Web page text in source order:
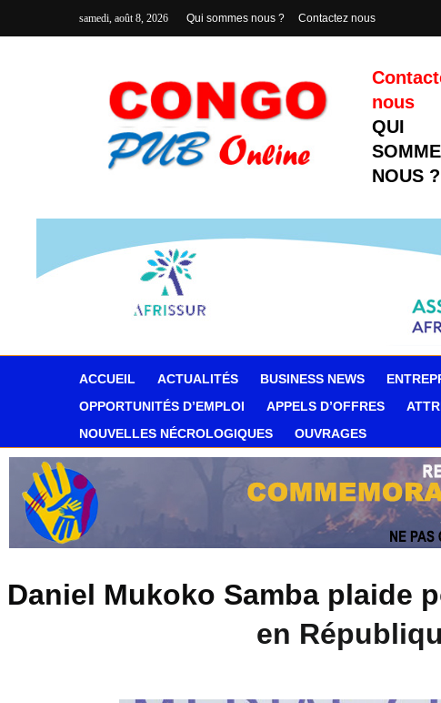
samedi, août 8, 2026 Qui sommes nous ? Contactez nous
nous
QUI
NOUS ?
ACCUEIL ACTUALITÉS BUSINESS NEWS
OPPORTUNITÉS D’EMPLOI
APPELS D’OFFRES
NOUVELLES NÉCROLOGIQUES
OUVRAGES
Daniel Mukoko Samba plaide
en